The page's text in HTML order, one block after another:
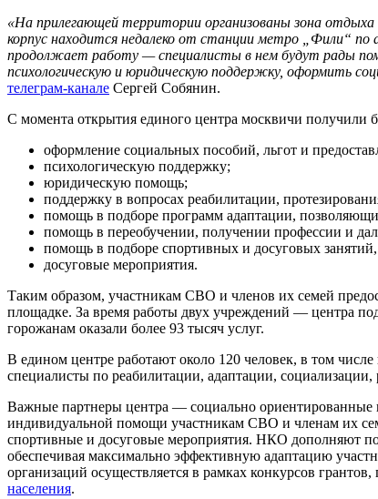
«На прилегающей территории организованы зона
корпус находится недалеко от станции метро „Фили“
продолжает работу — специалисты в нем будут рады
психологическую и юридическую поддержку, оформить
телеграм-канале Сергей Собянин.
С момента открытия единого центра москвичи получили
оформление социальных пособий, льгот и
психологическую поддержку;
юридическую помощь;
поддержку в вопросах реабилитации,
помощь в подборе программ адаптации,
помощь в переобучении, получении профессии и
помощь в подборе спортивных и досуговых
досуговые мероприятия.
Таким образом, участникам СВО и членов их семей
площадке. За время работы двух учреждений — центра
горожанам оказали более 93 тысяч услуг.
В едином центре работают около 120 человек, в том
специалисты по реабилитации, адаптации, социализации,
Важные партнеры центра — социально
индивидуальной помощи участникам СВО и членам их
спортивные и досуговые мероприятия. НКО дополняют
обеспечивая максимально эффективную адаптацию
организаций осуществляется в рамках конкурсов
населения.